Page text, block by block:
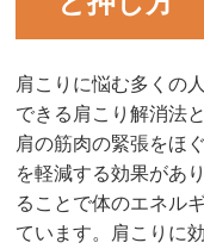
肩こりに悩む多くの
できる肩こり解消法
肩の筋肉の緊張をほ
を軽減する効果があ
ることで体のエネル
ています。肩こりに